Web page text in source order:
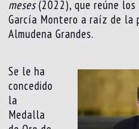
meses(2022), que reúne
García Montero a raíz de la
Almudena Grandes.
Se le ha
concedido
la
Medalla